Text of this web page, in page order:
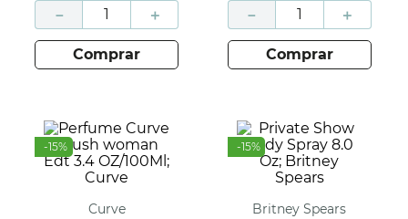
＋
－
comprar
＋
－
comprar
-15%
Curve
-15%
Britney Spears